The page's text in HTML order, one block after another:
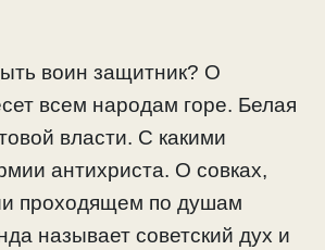
воин защитник? О
всем народам горе. Белая
власти. С какими
антихриста. О совках,
проходящем по душам
называет советский дух и